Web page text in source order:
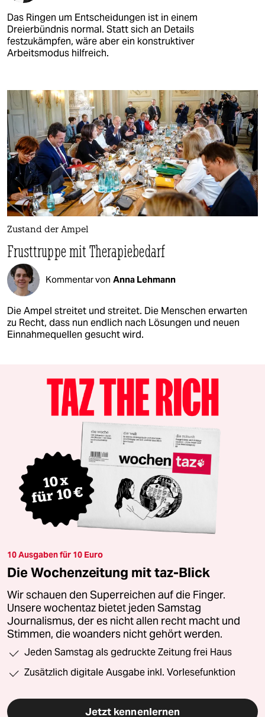
Das Ringen um Entscheidungen ist in einem
Dreierbündnis normal. Statt sich an Details
festzukämpfen, wäre aber ein konstruktiver
Arbeitsmodus hilfreich.
Zustand der Ampel
Frusttruppe mit Therapiebedarf
Kommentar von Anna Lehmann
Die Ampel streitet und streitet. Die Menschen erwarten
zu Recht, dass nun endlich nach Lösungen und neuen
Einnahmequellen gesucht wird.
10 Ausgaben für 10 Euro
Die Wochenzeitung mit taz-Blick
Wir schauen den Superreichen auf die Finger.
Unsere wochentaz bietet jeden Samstag
Journalismus, der es nicht allen recht macht und
Stimmen, die woanders nicht gehört werden.
Jeden Samstag als gedruckte Zeitung frei Haus
Zusätzlich digitale Ausgabe inkl. Vorlesefunktion
Jetzt kennenlernen